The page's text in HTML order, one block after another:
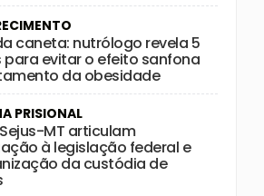
caneta: nutrólogo revela 5
para evitar o efeito sanfona
da obesidade
PRISIONAL
MT articulam
à legislação federal e
da custódia de